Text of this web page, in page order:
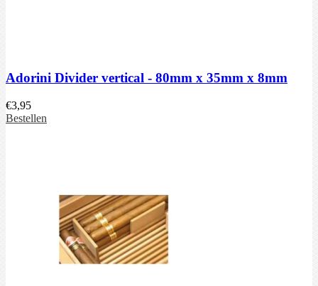
Adorini Divider vertical - 80mm x 35mm x 8mm
€3,95
Bestellen